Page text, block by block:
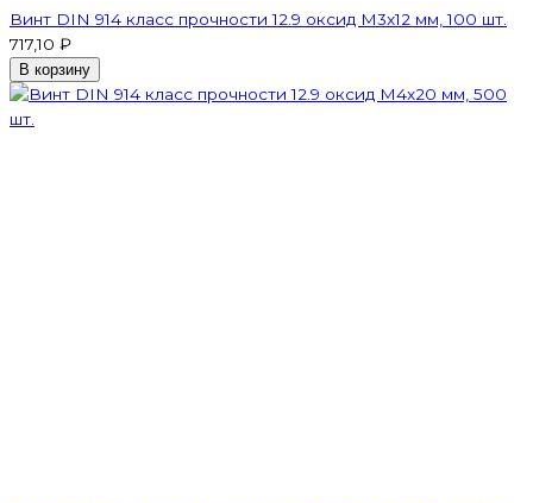
Винт DIN 914 класс прочности 12.9 оксид M3x12 мм, 100 шт.
717,10 ₽
В корзину